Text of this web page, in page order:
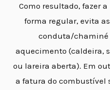
Como resultado, fazer
forma regular, evita
conduta/chaminé
aquecimento (caldeira,
ou lareira aberta). Em
a fatura do combustível